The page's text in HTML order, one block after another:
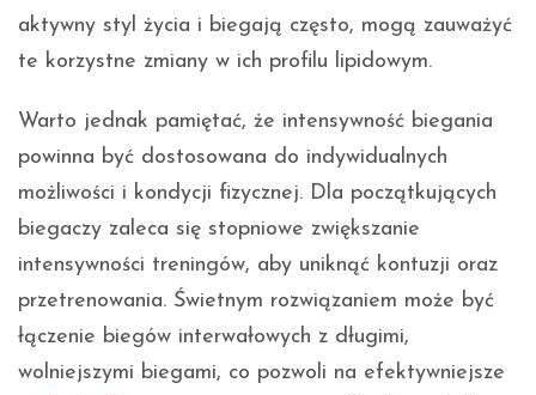
aktywny styl życia i biegają często, mogą zauważyć
te korzystne zmiany w ich profilu lipidowym.
Warto jednak pamiętać, że intensywność biegania
powinna być dostosowana do indywidualnych
możliwości i kondycji fizycznej. Dla początkujących
biegaczy zaleca się stopniowe zwiększanie
intensywności treningów, aby uniknąć kontuzji oraz
przetrenowania. Świetnym rozwiązaniem może być
łączenie biegów interwałowych z długimi,
wolniejszymi biegami, co pozwoli na efektywniejsze